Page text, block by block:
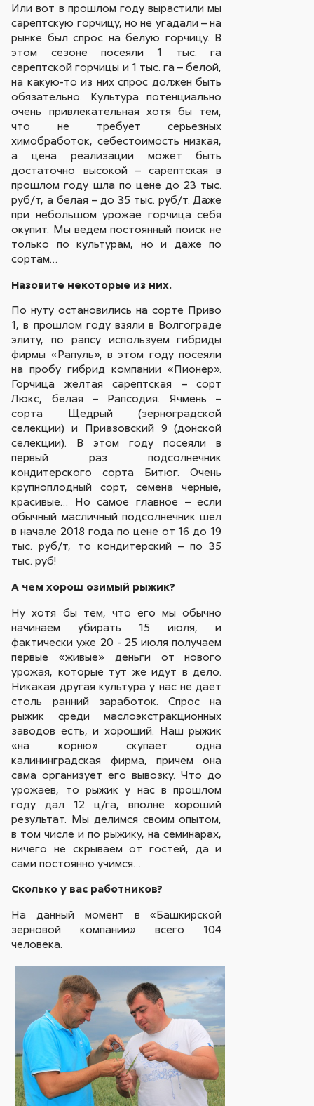
Или вот в прошлом году вырастили мы
сарептскую горчицу, но не угадали – на
рынке был спрос на белую горчицу. В
этом сезоне посеяли 1 тыс. га
сарептской горчицы и 1 тыс. га – белой,
на какую-то из них спрос должен быть
обязательно. Культура потенциально
очень привлекательная хотя бы тем,
что не требует серьезных
химобработок, себестоимость низкая,
а цена реализации может быть
достаточно высокой – сарептская в
прошлом году шла по цене до 23 тыс.
руб/т, а белая – до 35 тыс. руб/т. Даже
при небольшом урожае горчица себя
окупит. Мы ведем постоянный поиск не
только по культурам, но и даже по
сортам…
Назовите некоторые из них.
По нуту остановились на сорте Приво
1, в прошлом году взяли в Волгограде
элиту, по рапсу используем гибриды
фирмы «Рапуль», в этом году посеяли
на пробу гибрид компании «Пионер».
Горчица желтая сарептская – сорт
Люкс, белая – Рапсодия. Ячмень –
сорта Щедрый (зерноградской
селекции) и Приазовский 9 (донской
селекции). В этом году посеяли в
первый раз подсолнечник
кондитерского сорта Битюг. Очень
крупноплодный сорт, семена черные,
красивые… Но самое главное – если
обычный масличный подсолнечник шел
в начале 2018 года по цене от 16 до 19
тыс. руб/т, то кондитерский – по 35
тыс. руб!
А чем хорош озимый рыжик?
Ну хотя бы тем, что его мы обычно
начинаем убирать 15 июля, и
фактически уже 20 - 25 июля получаем
первые «живые» деньги от нового
урожая, которые тут же идут в дело.
Никакая другая культура у нас не дает
столь ранний заработок. Спрос на
рыжик среди маслоэкстракционных
заводов есть, и хороший. Наш рыжик
«на корню» скупает одна
калининградская фирма, причем она
сама организует его вывозку. Что до
урожаев, то рыжик у нас в прошлом
году дал 12 ц/га, вполне хороший
результат. Мы делимся своим опытом,
в том числе и по рыжику, на семинарах,
ничего не скрываем от гостей, да и
сами постоянно учимся…
Сколько у вас работников?
На данный момент в «Башкирской
зерновой компании» всего 104
человека.